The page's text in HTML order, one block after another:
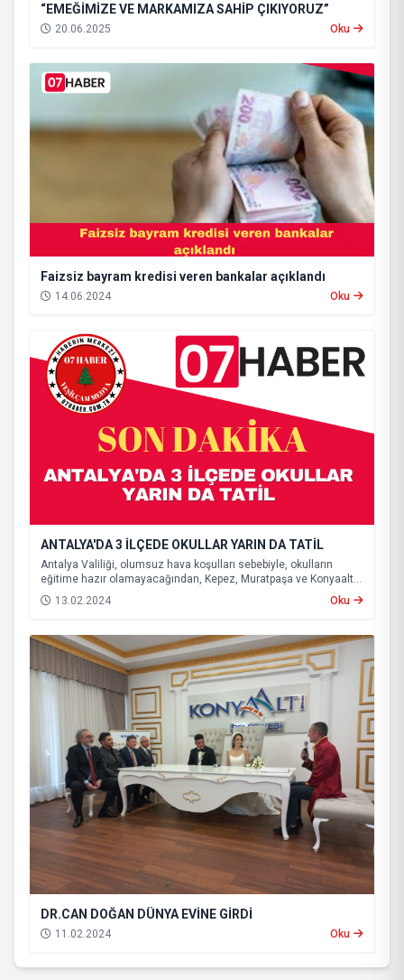
“EMEĞİMİZE VE MARKAMIZA SAHİP ÇIKIYORUZ”
20.06.2025 Oku
Faizsiz bayram kredisi veren bankalar açıklandı
14.06.2024 Oku
ANTALYA'DA 3 İLÇEDE OKULLAR YARIN DA TATİL
Antalya Valiliği, olumsuz hava koşulları sebebiyle, okulların
eğitime hazır olamayacağından, Kepez, Muratpaşa ve Konyaaltı
ilçelerinde eğitime yarın da ara verileceğini açıkladı.
13.02.2024 Oku
DR.CAN DOĞAN DÜNYA EVİNE GİRDİ
11.02.2024 Oku